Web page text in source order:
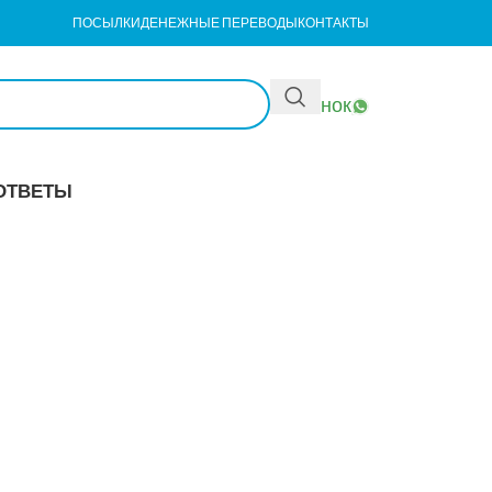
ПОСЫЛКИДЕНЕЖНЫЕ ПЕРЕВОДЫКОНТАКТЫ
Звонок